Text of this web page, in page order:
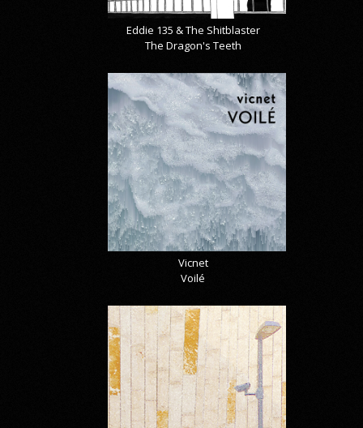
Eddie 135 & The Shitblaster
The Dragon's Teeth
Vicnet
Voilé